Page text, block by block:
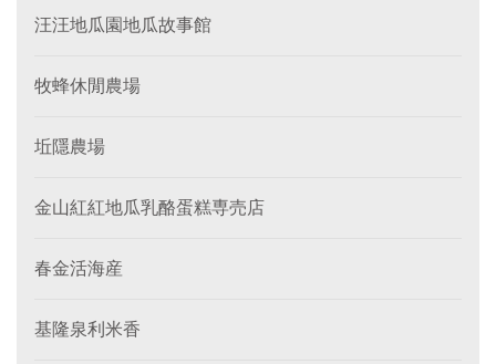
汪汪地瓜園地瓜故事館
牧蜂休閒農場
坵隱農場
金山紅紅地瓜乳酪蛋糕専売店
春金活海産
基隆泉利米香